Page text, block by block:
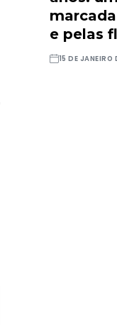
e pelas
15 DE